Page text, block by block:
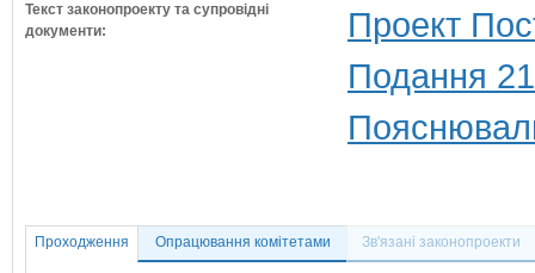
Текст законопроекту та супровідні
документи:
Проект
Подання
Проходження Опрацювання комітетами Зв'язані законопроекти